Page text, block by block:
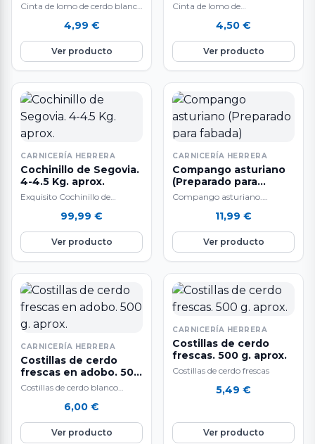
Cinta de lomo de cerdo blanco
aproximadamente. Deliciosa
cinta de lomo…
4,99 €
Ver producto
Cinta de lomo de
gr. aproximadamente.
Deliciosa cinta de lomo fresca
de primera…
4,50 €
Ver producto
CARNICERÍA HERRERA
Cochinillo de Segovia.
4-4.5 Kg. aprox.
Exquisito Cochinillo de
alimentado sólo de leche
materna con un peso…
99,99 €
Ver producto
CARNICERÍA HERRERA
Compango asturiano
(Preparado para
fabada)
Compango asturiano.
lacón, chorizo, morcilla,
panceta salada y lacón
asturiano…
11,99 €
Ver producto
CARNICERÍA HERRERA
Costillas de cerdo
frescas en adobo. 500
g. aprox.
Costillas de cerdo blanco
aproximadamente. Sabor
inigualable, fantásticas para
guisar…
6,00 €
Ver producto
CARNICERÍA HERRERA
Costillas de cerdo
frescas. 500 g. aprox.
Costillas de cerdo frescas
5,49 €
Ver producto